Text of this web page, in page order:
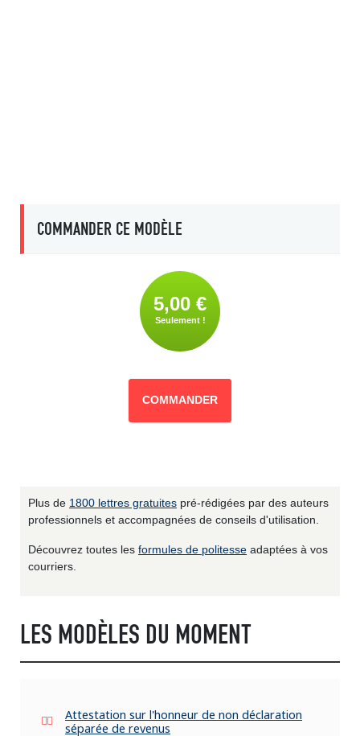
COMMANDER CE MODÈLE
5,00 €
Seulement !
COMMANDER
Plus de 1800 lettres gratuites pré-rédigées par des auteurs
professionnels et accompagnées de conseils d'utilisation.
Découvrez toutes les formules de politesse adaptées à vos
courriers.
LES MODÈLES DU MOMENT
Attestation sur l'honneur de non déclaration
séparée de revenus